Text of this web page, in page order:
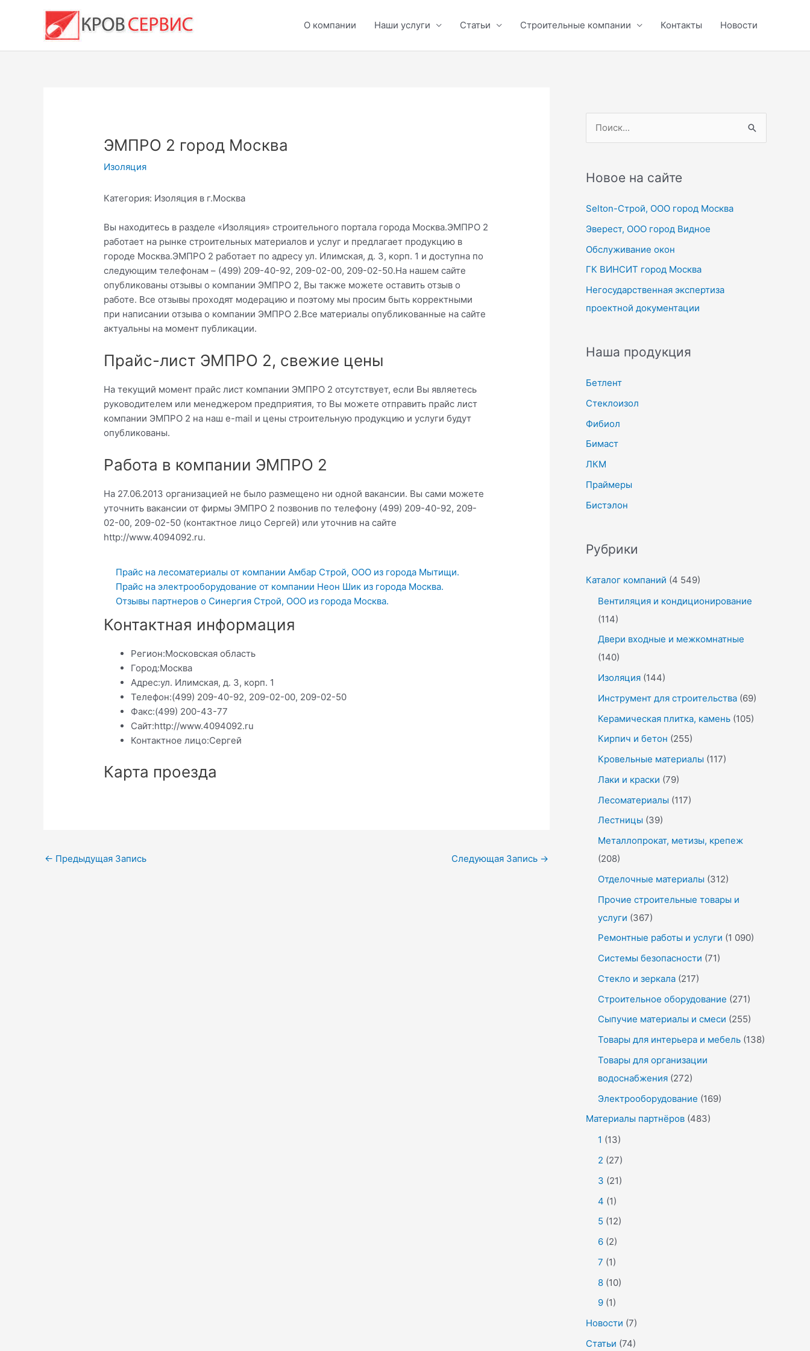
содержимому
О компании Наши услуги Статьи Строительные компании Контакты Новости
ЭМПРО 2 город Москва
Изоляция
Категория: Изоляция в г.Москва
Вы находитесь в разделе «Изоляция» строительного портала города Москва.ЭМПРО 2
работает на рынке строительных материалов и услуг и предлагает продукцию в
городе Москва.ЭМПРО 2 работает по адресу ул. Илимская, д. 3, корп. 1 и доступна по
следующим телефонам – (499) 209-40-92, 209-02-00, 209-02-50.На нашем сайте
опубликованы отзывы о компании ЭМПРО 2, Вы также можете оставить отзыв о
работе. Все отзывы проходят модерацию и поэтому мы просим быть корректными
при написании отзыва о компании ЭМПРО 2.Все материалы опубликованные на сайте
актуальны на момент публикации.
Прайс-лист ЭМПРО 2, свежие цены
На текущий момент прайс лист компании ЭМПРО 2 отсутствует, если Вы являетесь
руководителем или менеджером предприятия, то Вы можете отправить прайс лист
компании ЭМПРО 2 на наш e-mail и цены строительную продукцию и услуги будут
опубликованы.
Работа в компании ЭМПРО 2
На 27.06.2013 организацией не было размещено ни одной вакансии. Вы сами можете
уточнить вакансии от фирмы ЭМПРО 2 позвонив по телефону (499) 209-40-92, 209-
02-00, 209-02-50 (контактное лицо Сергей) или уточнив на сайте
http://www.4094092.ru.
Прайс на лесоматериалы от компании Амбар Строй, ООО из города Мытищи.
Прайс на электрооборудование от компании Неон Шик из города Москва.
Отзывы партнеров о Синергия Строй, ООО из города Москва.
Контактная информация
Регион:Московская область
Город:Москва
Адрес:ул. Илимская, д. 3, корп. 1
Телефон:(499) 209-40-92, 209-02-00, 209-02-50
Факс:(499) 200-43-77
Сайт:http://www.4094092.ru
Контактное лицо:Сергей
Карта проезда
Навигация
← Предыдущая Запись Следующая Запись →
с
:
Новое на сайте
Selton-Строй, OOO город Москва
Эверест, ООО город Видное
Обслуживание окон
ГК ВИНСИТ город Москва
Негосударственная экспертиза
проектной документации
Наша продукция
Бетлент
Стеклоизол
Фибиол
Бимаст
ЛКМ
Праймеры
Бистэлон
Рубрики
Каталог компаний (4 549)
Вентиляция и кондиционирование
(114)
Двери входные и межкомнатные
(140)
Изоляция (144)
Инструмент для строительства (69)
Керамическая плитка, камень (105)
Кирпич и бетон (255)
Кровельные материалы (117)
Лаки и краски (79)
Лесоматериалы (117)
Лестницы (39)
Металлопрокат, метизы, крепеж
(208)
Отделочные материалы (312)
Прочие строительные товары и
услуги (367)
Ремонтные работы и услуги (1 090)
Системы безопасности (71)
Стекло и зеркала (217)
Строительное оборудование (271)
Сыпучие материалы и смеси (255)
Товары для интерьера и мебель (138)
Товары для организации
водоснабжения (272)
Электрооборудование (169)
Материалы партнёров (483)
1 (13)
2 (27)
3 (21)
4 (1)
5 (12)
6 (2)
7 (1)
8 (10)
9 (1)
Новости (7)
Статьи (74)